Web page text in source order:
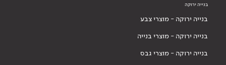
בנייה ירוקה
בנייה ירוקה - מוצרי צבע
בנייה ירוקה - מוצרי בנייה
בנייה ירוקה - מוצרי גבס